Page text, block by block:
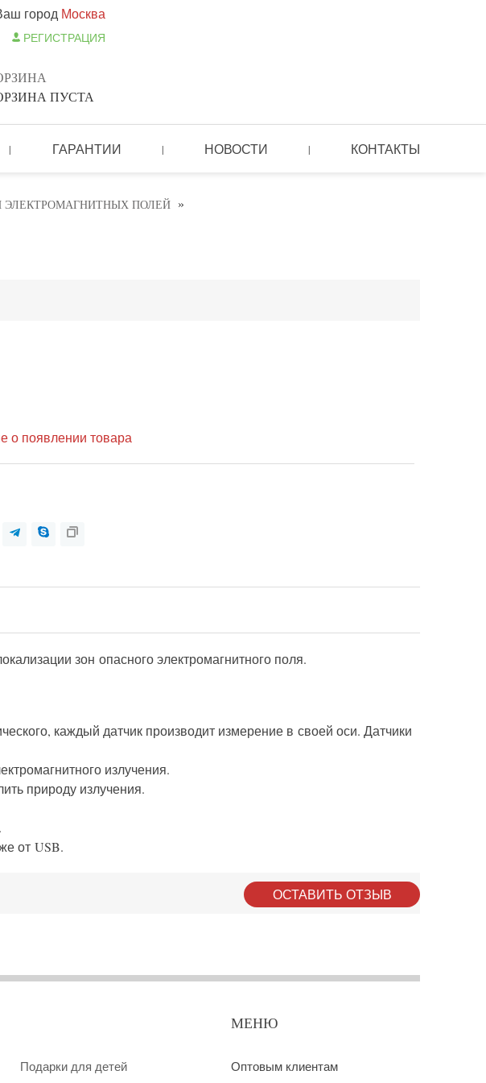
город Москва
РЕГИСТРАЦИЯ
ПУСТА
| ГАРАНТИИ | НОВОСТИ | КОНТАКТЫ
ЭЛЕКТРОМАГНИТНЫХ ПОЛЕЙ »
о появлении товара
зон опасного электромагнитного поля.
каждый датчик производит измерение в своей оси. Датчики
излучения.
природу излучения.
от USB.
ОСТАВИТЬ ОТЗЫВ
Подарки для детей
МЕНЮ
Оптовым клиентам